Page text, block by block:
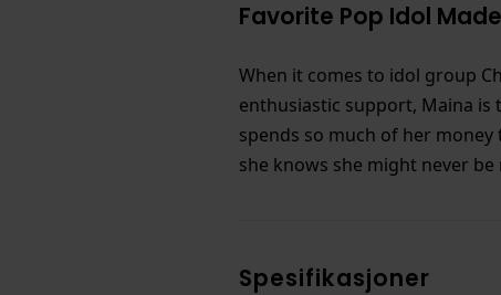
Favorite Pop Idol
When it comes to idol group
enthusiastic support, Maina
spends so much of her
she knows she might never
Spesifikasjoner